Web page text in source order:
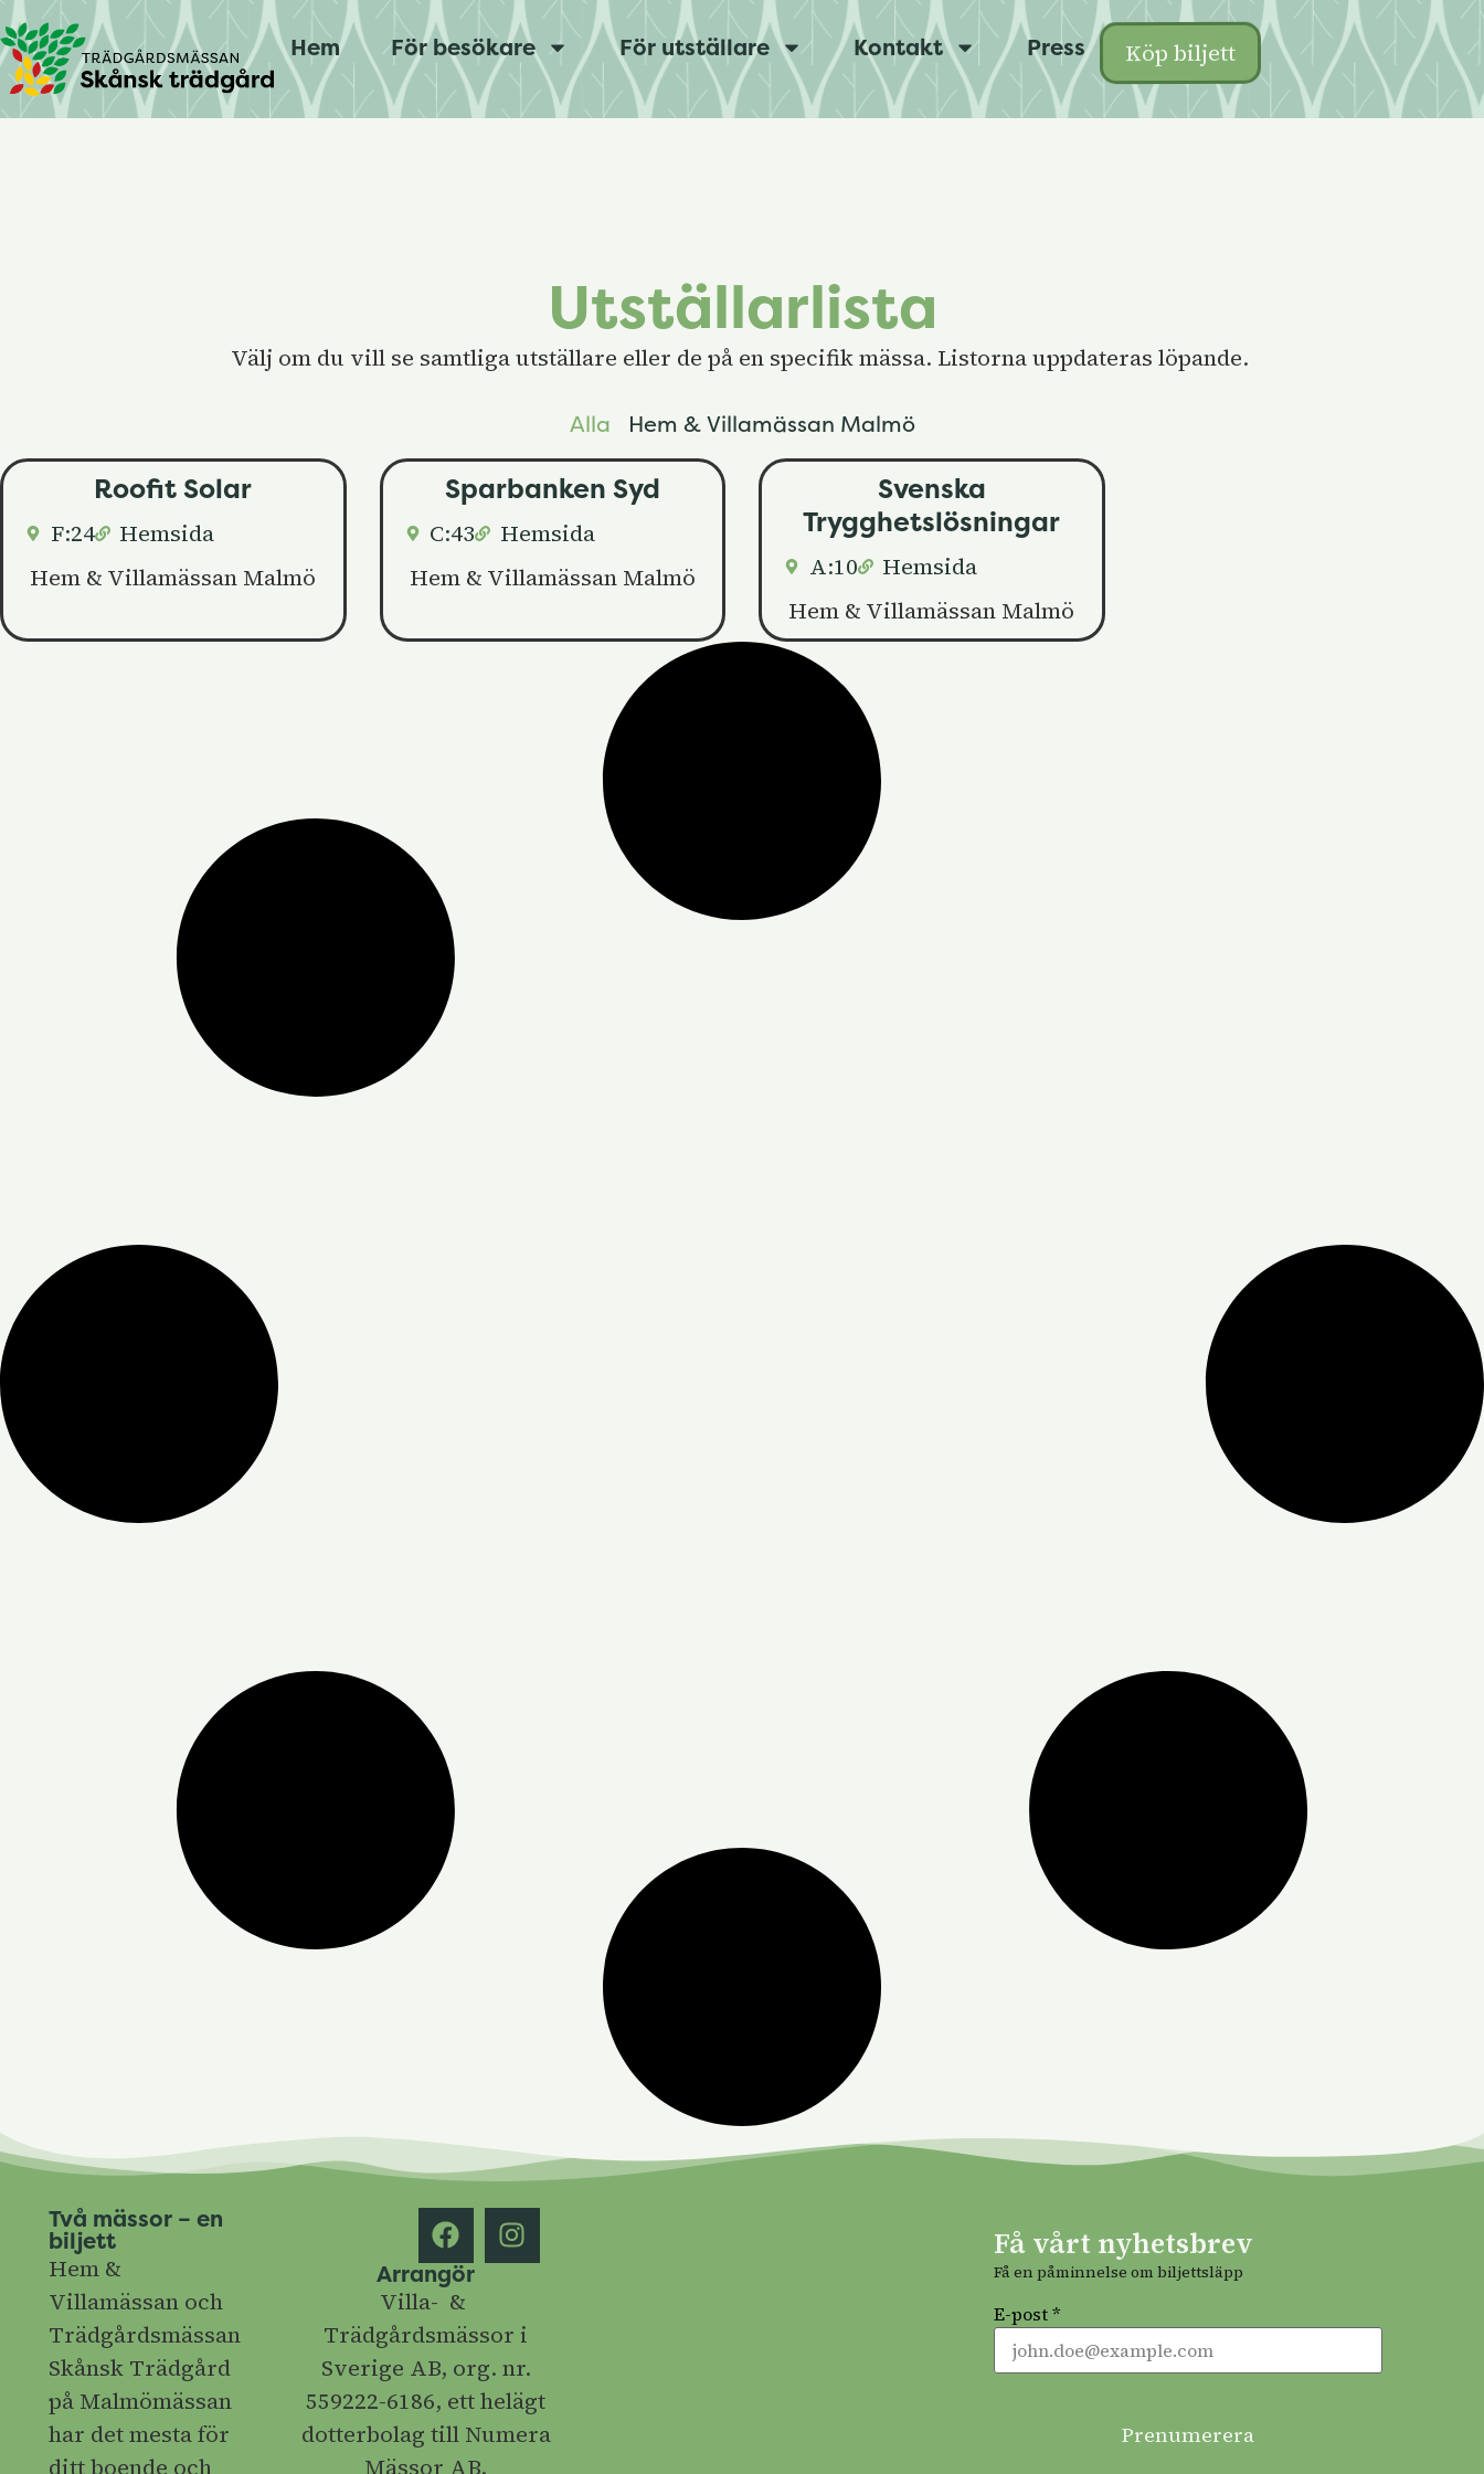
Hem För besökare För utställare Kontakt Press Köp biljett
Utställarlista
Välj om du vill se samtliga utställare eller de på en specifik mässa. Listorna uppdateras löpande.
Hem & Villamässan Malmö
Alla
Roofit Solar
F:24
Hemsida
Hem & Villamässan Malmö
Sparbanken Syd
C:43
Hemsida
Hem & Villamässan Malmö
Svenska
Trygghetslösningar
A:10
Hemsida
Hem & Villamässan Malmö
Två mässor – en
biljett
Hem &
Villamässan och
Trädgårdsmässan
Skånsk Trädgård
på Malmömässan
har det mesta för
ditt boende och
Arrangör
Villa- &
Trädgårdsmässor i
Sverige AB, org. nr.
559222-6186, ett helägt
dotterbolag till Numera
Mässor AB.
Få vårt nyhetsbrev
Få en påminnelse om biljettsläpp
E-post *
Prenumerera